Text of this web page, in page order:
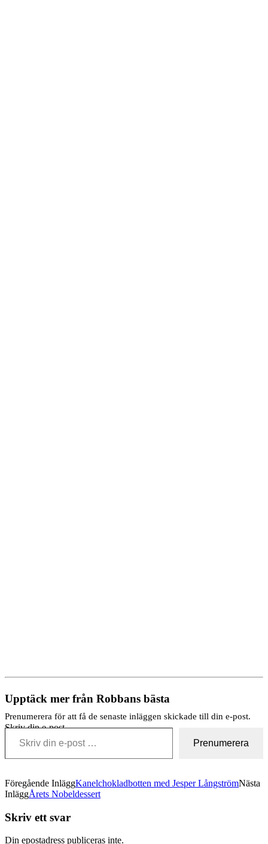
Upptäck mer från Robbans bästa
Prenumerera för att få de senaste inläggen skickade till din e-post.
Skriv din e-post …
Prenumerera
Föregående InläggKanelchokladbotten med Jesper LångströmNästa
InläggÅrets Nobeldessert
Skriv ett svar
Din epostadress publiceras inte.